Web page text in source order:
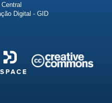
Digital - GID